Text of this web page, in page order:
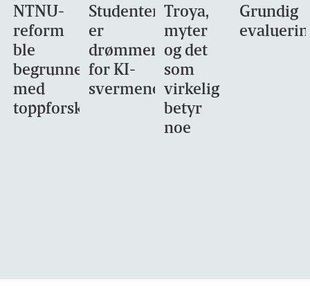
NTNU-
reform
ble
begrunnet
med
toppforskning
Studentene
er
drømmemålet
for KI-
svermene
Troya,
myter
og det
som
virkelig
betyr
noe
Grundig